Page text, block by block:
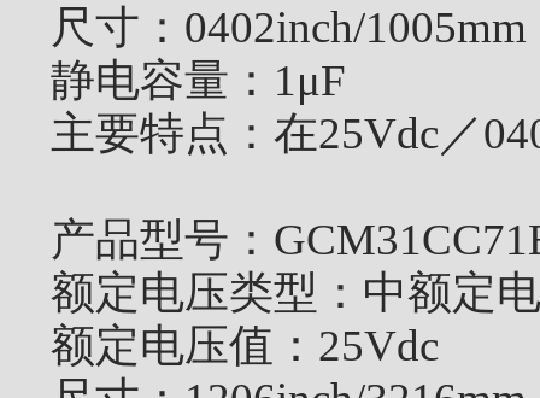
尺寸： 0402inch/1005mm
静电容量： 1μF
主要特点： 在25Vdc／
产品型号：
额定电压类型： 中额定
额定电压值： 25Vdc